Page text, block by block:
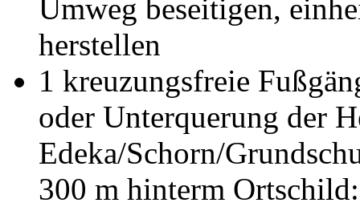
Umweg beseitigen,
herstellen
1 kreuzungsfreie
oder Unterquerung der
Edeka/Schorn/
300 m hinterm